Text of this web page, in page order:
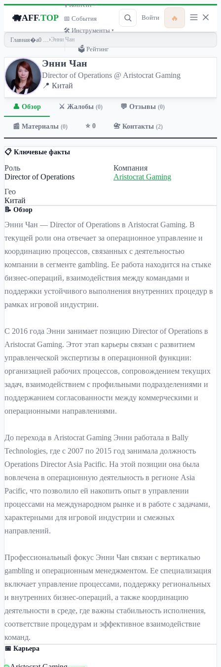
🐗AFF.TOP
🎙 Контент ▾
📅 События
🛠 Инструменты ▾
🗳 Рейтинг
Войти 🔥
Главная ›Энни Чан
Энни Чан
Director of Operations @ Aristocrat Gaming
📍 Китай
👤 Обзор ⚔️ Жалобы (0) 💬 Отзывы (0)
📰 Материалы (0) ⭐ 0 📇 Контакты (2)
📋 Ключевые факты
Роль
Director of Operations
Компания
Aristocrat Gaming
Гео
Китай
📝 Обзор
Энни Чан — Director of Operations в Aristocrat Gaming. В
текущей роли она отвечает за операционное управление и
координацию процессов, связанных с деятельностью
компании в сегменте gambling. Ее работа находится на стыке
бизнес-операций, взаимодействия между командами и
поддержки устойчивого выполнения внутренних процедур в
рамках игровой индустрии.
С 2016 года Энни занимает позицию Director of Operations в
Aristocrat Gaming. Этот этап карьеры связан с развитием
управленческой экспертизы в операционной функции:
организацией рабочих процессов, сопровождением текущих
задач, взаимодействием с профильными подразделениями и
поддержанием согласованности между коммерческими и
операционными направлениями.
До перехода в Aristocrat Gaming Энни работала в Bally
Technologies, где с 2007 по 2015 год занимала должность
Operations Director Asia Pacific. На этой позиции она была
вовлечена в операционную деятельность в регионе Asia
Pacific, что позволило ей накопить опыт в управлении
процессами на международном рынке и в работе с задачами,
характерными для игровой индустрии и смежных
направлений.
Профессиональный фокус Энни Чан связан с вертикалью
gambling и операционным менеджментом. Ее специализация
включает управление процессами, поддержку региональных
и внутренних бизнес-операций, а также координацию
деятельности в среде, где важны стабильность исполнения,
соответствие процедурам и эффективное взаимодействие
команд.
📅 Карьера